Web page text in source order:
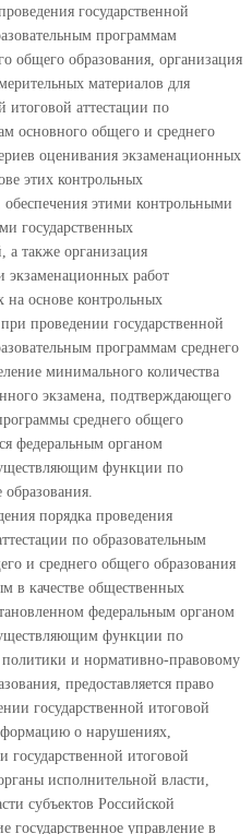
государственной
программам
общего образования, организация
материалов для
итоговой аттестации по
основного общего и среднего
оценивания экзаменационных
этих контрольных
этими контрольными
государственных
а также организация
экзаменационных работ
основе контрольных
проведении государственной
программам среднего
минимального количества
экзамена, подтверждающего
среднего общего
федеральным органом
функции по
порядка проведения
по образовательным
и среднего общего образования
в качестве общественных
федеральным органом
функции по
политики и нормативно-правовому
предоставляется право
государственной итоговой
о нарушениях,
итоговой
исполнительной власти,
субъектов Российской
управление в